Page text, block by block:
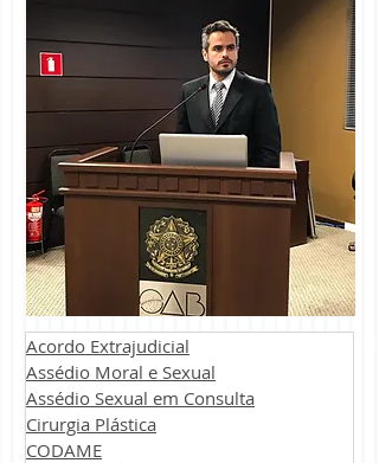
Acordo Extrajudicial
Assédio Moral e Sexual
Assédio Sexual em Consulta
Cirurgia Plástica
CODAME